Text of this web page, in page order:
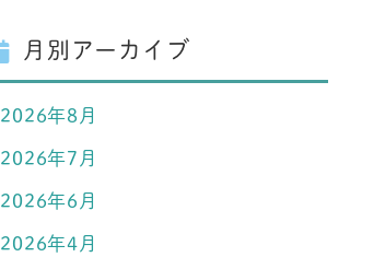
月別アーカイブ
2026年8月
2026年7月
2026年6月
2026年4月